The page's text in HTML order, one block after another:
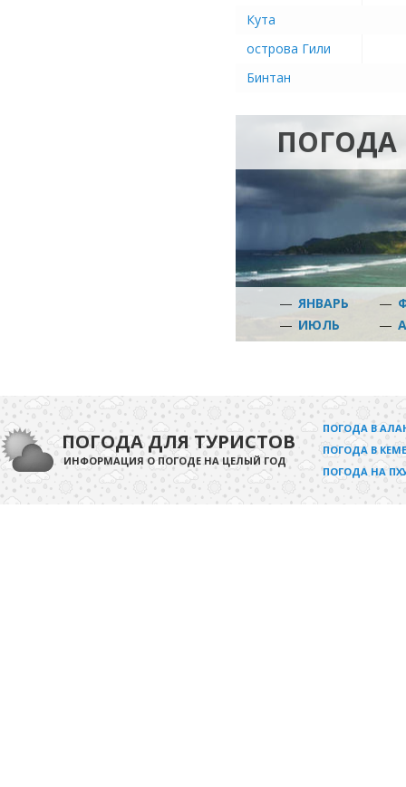
Кута
острова Гили
Бинтан
— ЯНВАРЬ —
— ИЮЛЬ —
ПОГОДА ДЛЯ ТУРИСТОВ
ИНФОРМАЦИЯ О ПОГОДЕ НА ЦЕЛЫЙ ГОД
ПОГОДА В
ПОГОДА В
ПОГОДА НА